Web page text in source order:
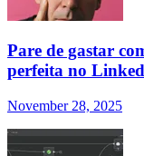
Pare de gastar
perfeita no
November 28, 2025